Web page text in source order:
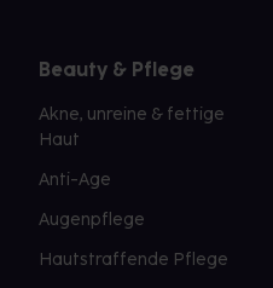
Beauty & Pflege
Akne, unreine & fettige
Haut
Anti-Age
Augenpflege
Hautstraffende Pflege